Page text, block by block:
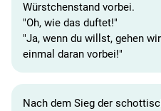
Würstchenstand vorbei.
"Oh, wie das duftet!"
"Ja, wenn du willst, gehen
einmal daran vorbei!"
Nach dem Sieg der